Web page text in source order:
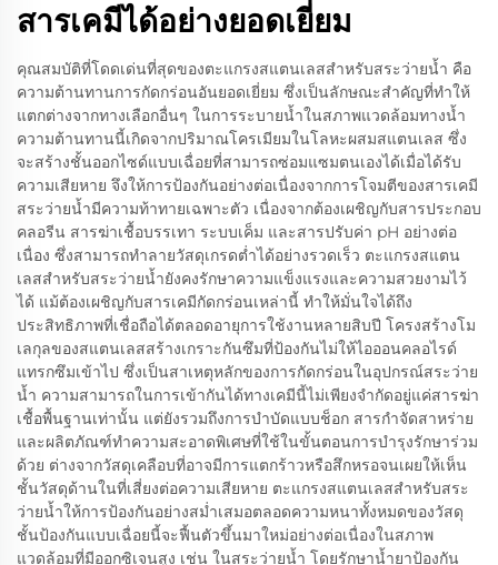
สารเคมีได้อย่างยอดเยี่ยม
คุณสมบัติที่โดดเด่นที่สุดของตะแกรงสแตนเลสสำหรับสระว่ายน้ำ คือ
ความต้านทานการกัดกร่อนอันยอดเยี่ยม ซึ่งเป็นลักษณะสำคัญที่ทำให้
แตกต่างจากทางเลือกอื่นๆ ในการระบายน้ำในสภาพแวดล้อมทางน้ำ
ความต้านทานนี้เกิดจากปริมาณโครเมียมในโลหะผสมสแตนเลส ซึ่ง
จะสร้างชั้นออกไซด์แบบเฉื่อยที่สามารถซ่อมแซมตนเองได้เมื่อได้รับ
ความเสียหาย จึงให้การป้องกันอย่างต่อเนื่องจากการโจมตีของสารเคมี
สระว่ายน้ำมีความท้าทายเฉพาะตัว เนื่องจากต้องเผชิญกับสารประกอบ
คลอรีน สารฆ่าเชื้อบรรเทา ระบบเค็ม และสารปรับค่า pH อย่างต่อ
เนื่อง ซึ่งสามารถทำลายวัสดุเกรดต่ำได้อย่างรวดเร็ว ตะแกรงสแตน
เลสสำหรับสระว่ายน้ำยังคงรักษาความแข็งแรงและความสวยงามไว้
ได้ แม้ต้องเผชิญกับสารเคมีกัดกร่อนเหล่านี้ ทำให้มั่นใจได้ถึง
ประสิทธิภาพที่เชื่อถือได้ตลอดอายุการใช้งานหลายสิบปี โครงสร้างโม
เลกุลของสแตนเลสสร้างเกราะกันซึมที่ป้องกันไม่ให้ไอออนคลอไรด์
แทรกซึมเข้าไป ซึ่งเป็นสาเหตุหลักของการกัดกร่อนในอุปกรณ์สระว่าย
น้ำ ความสามารถในการเข้ากันได้ทางเคมีนี้ไม่เพียงจำกัดอยู่แค่สารฆ่า
เชื้อพื้นฐานเท่านั้น แต่ยังรวมถึงการบำบัดแบบช็อก สารกำจัดสาหร่าย
และผลิตภัณฑ์ทำความสะอาดพิเศษที่ใช้ในขั้นตอนการบำรุงรักษาร่วม
ด้วย ต่างจากวัสดุเคลือบที่อาจมีการแตกร้าวหรือสึกหรอจนเผยให้เห็น
ชั้นวัสดุด้านในที่เสี่ยงต่อความเสียหาย ตะแกรงสแตนเลสสำหรับสระ
ว่ายน้ำให้การป้องกันอย่างสม่ำเสมอตลอดความหนาทั้งหมดของวัสดุ
ชั้นป้องกันแบบเฉื่อยนี้จะฟื้นตัวขึ้นมาใหม่อย่างต่อเนื่องในสภาพ
แวดล้อมที่มีออกซิเจนสูง เช่น ในสระว่ายน้ำ โดยรักษาน้ำยาป้องกัน